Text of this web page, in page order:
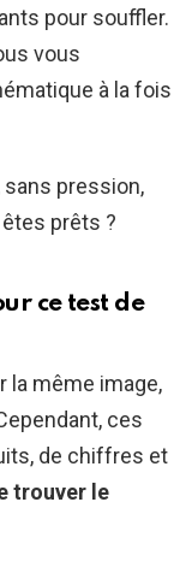
pour souffler.
vous
à la fois
sans pression,
prêts ?
ce test de
la même image,
ces
de chiffres et
trouver le